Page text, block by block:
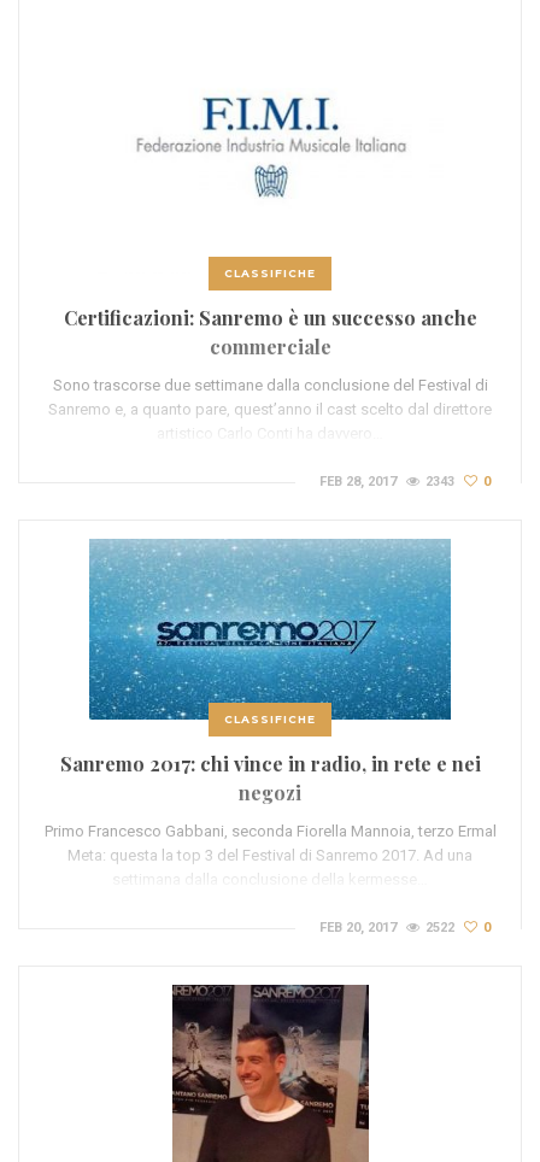
CLASSIFICHE
Certificazioni: Sanremo è un successo anche
commerciale
Sono trascorse due settimane dalla conclusione del Festival di
Sanremo e, a quanto pare, quest’anno il cast scelto dal direttore
artistico Carlo Conti ha davvero…
FEB 28, 2017 2343 0
CLASSIFICHE
Sanremo 2017: chi vince in radio, in rete e nei
negozi
Primo Francesco Gabbani, seconda Fiorella Mannoia, terzo Ermal
Meta: questa la top 3 del Festival di Sanremo 2017. Ad una
settimana dalla conclusione della kermesse…
FEB 20, 2017 2522 0